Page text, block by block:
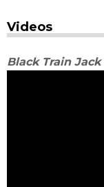
Videos
Black Train